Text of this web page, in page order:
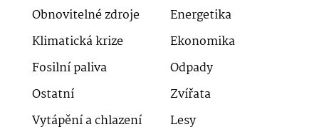
Obnovitelné zdroje
Energetika
Klimatická krize
Ekonomika
Fosilní paliva
Odpady
Ostatní
Zvířata
Vytápění a chlazení
Lesy